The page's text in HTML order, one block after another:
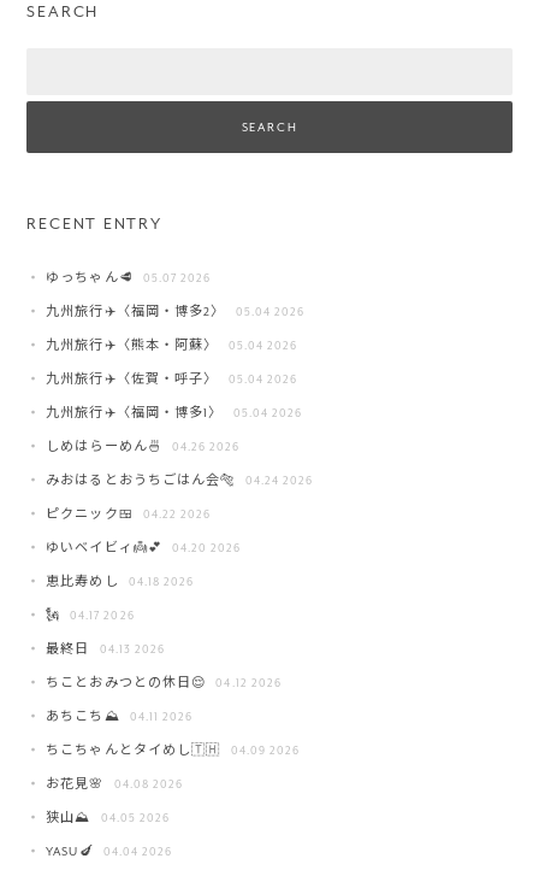
SEARCH
RECENT ENTRY
ゆっちゃん🥩 05.07 2026
九州旅行✈️〈福岡・博多2〉 05.04 2026
九州旅行✈️〈熊本・阿蘇〉 05.04 2026
九州旅行✈️〈佐賀・呼子〉 05.04 2026
九州旅行✈️〈福岡・博多1〉 05.04 2026
しめはらーめん🍜 04.26 2026
みおはるとおうちごはん会🐅 04.24 2026
ピクニック🍱 04.22 2026
ゆいベイビィ👼💕 04.20 2026
恵比寿めし 04.18 2026
🗽 04.17 2026
最終日 04.13 2026
ちことおみつとの休日😌 04.12 2026
あちこち⛰️ 04.11 2026
ちこちゃんとタイめし🇹🇭 04.09 2026
お花見🌸 04.08 2026
狭山⛰️ 04.05 2026
YASU🍆 04.04 2026